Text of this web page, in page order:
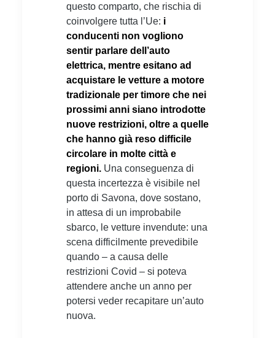
questo comparto, che rischia di
coinvolgere tutta l’Ue: i
conducenti non vogliono
sentir parlare dell’auto
elettrica, mentre esitano ad
acquistare le vetture a motore
tradizionale per timore che nei
prossimi anni siano introdotte
nuove restrizioni, oltre a quelle
che hanno già reso difficile
circolare in molte città e
regioni. Una conseguenza di
questa incertezza è visibile nel
porto di Savona, dove sostano,
in attesa di un improbabile
sbarco, le vetture invendute: una
scena difficilmente prevedibile
quando – a causa delle
restrizioni Covid – si poteva
attendere anche un anno per
potersi veder recapitare un’auto
nuova.